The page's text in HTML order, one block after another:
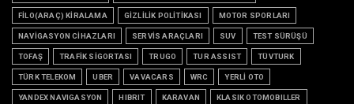
FİLO(ARAÇ) KİRALAMA GİZLİLİK POLİTİKASI MOTOR SPORLARI
NAVİGASYON CİHAZLARI SERVİS ARAÇLARI SUV TEST SÜRÜŞÜ
TOFAŞ TRAFİK SİGORTASI TRUGO TUR ASSIST TÜVTURK
TÜRK TELEKOM UBER VAVACARS WRC YERLİ OTO
YANDEX NAVIGASYON HIBRIT KARAVAN KLASIK OTOMOBILLER